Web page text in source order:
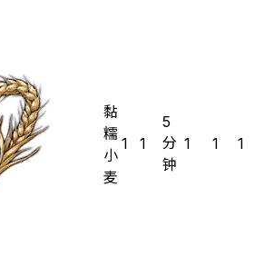
黏
糯
小
麦
1 1
5
分
钟
1 1 1